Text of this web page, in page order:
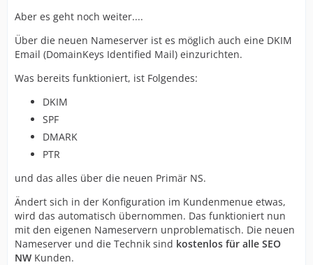
Aber es geht noch weiter....
Über die neuen Nameserver ist es möglich auch eine DKIM
Email (DomainKeys Identified Mail) einzurichten.
Was bereits funktioniert, ist Folgendes:
DKIM
SPF
DMARK
PTR
und das alles über die neuen Primär NS.
Ändert sich in der Konfiguration im Kundenmenue etwas,
wird das automatisch übernommen. Das funktioniert nun
mit den eigenen Nameservern unproblematisch. Die neuen
Nameserver und die Technik sind kostenlos für alle SEO
NW Kunden.